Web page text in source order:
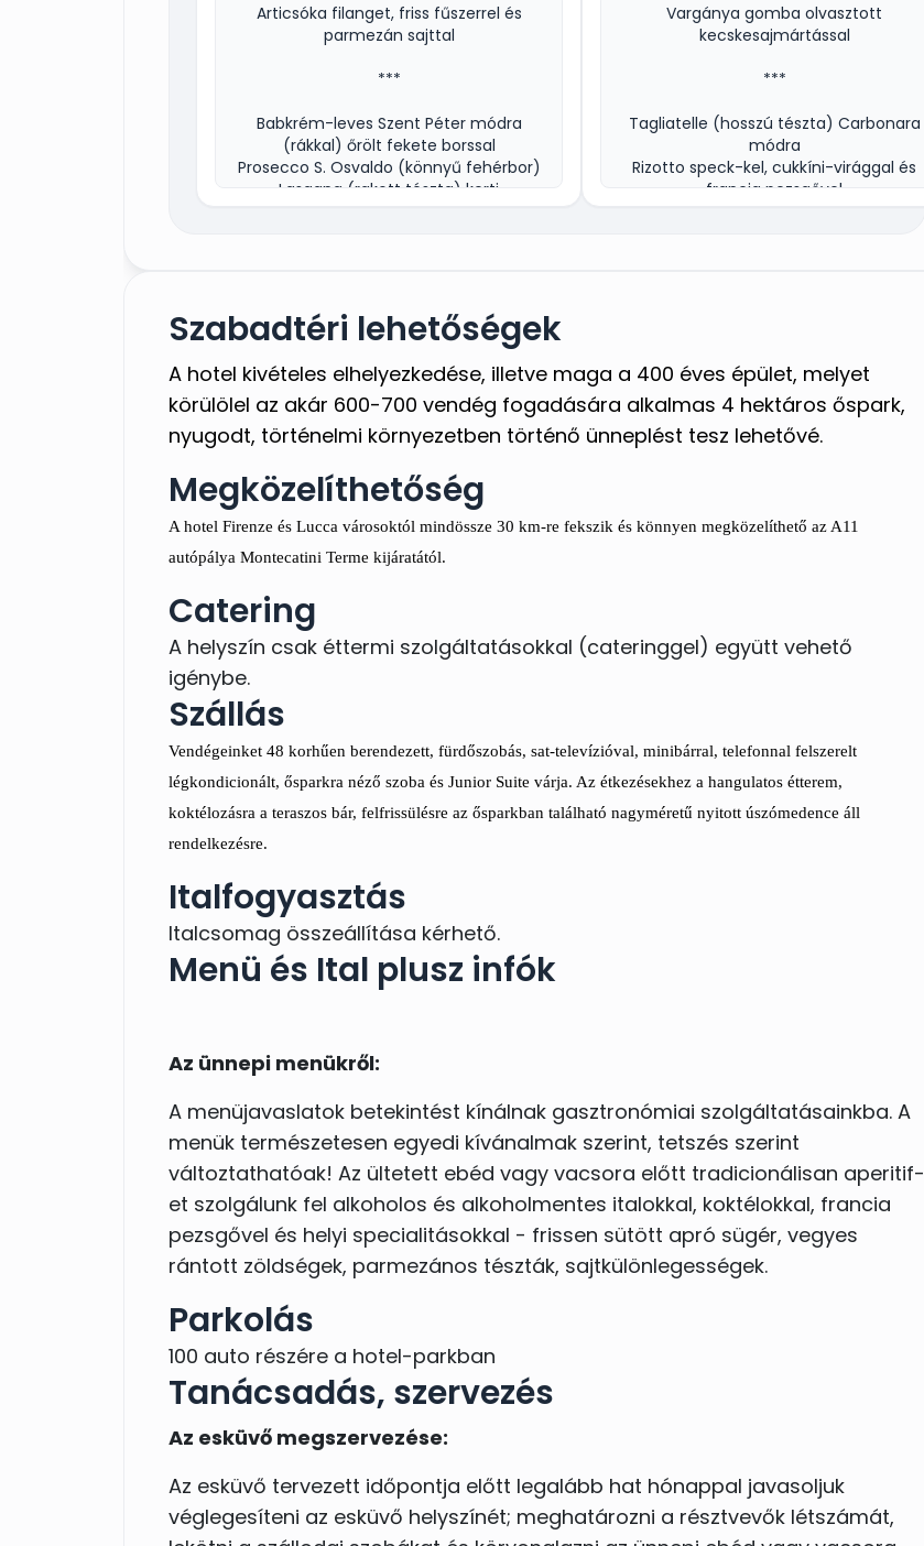
Articsóka filanget, friss fűszerrel és
parmezán sajttal
***
Babkrém-leves Szent Péter módra
(rákkal) őrölt fekete borssal
Prosecco S. Osvaldo (könnyű fehérbor)
Lasagna (rakott tészta) kerti
Bélszín-rombusz burgonya-ágyon,
paradicsommal és ropogós fekete
olívával
Le Rime (Villa Banfi di Montalcino)
Borjúsült zöldségkompozícióval és
pisztáciával
Esküvői torta Chantilly krémmel és
csokoládé darabkákkal
Vargánya gomba olvasztott
kecskesajmártással
***
Tagliatelle (hosszú tészta) Carbonara
módra
Rizotto speck-kel, cukkíni-virággal és
francia pezsgővel
***
Esküvői torta
Szabadtéri lehetőségek
A hotel kivételes elhelyezkedése, illetve maga a 400 éves épület, melyet
körülölel az akár 600-700 vendég fogadására alkalmas 4 hektáros őspark,
nyugodt, történelmi környezetben történő ünneplést tesz lehetővé.
Megközelíthetőség
A hotel Firenze és Lucca városoktól mindössze 30 km-re fekszik és könnyen megközelíthető az A11
autópálya Montecatini Terme kijáratától.
Catering
A helyszín csak éttermi szolgáltatásokkal (cateringgel) együtt vehető
igénybe.
Szállás
Vendégeinket 48 korhűen berendezett, fürdőszobás, sat-televízióval, minibárral, telefonnal felszerelt
légkondicionált, ősparkra néző szoba és Junior Suite várja. Az étkezésekhez a hangulatos étterem,
koktélozásra a teraszos bár, felfrissülésre az ősparkban található nagyméretű nyitott úszómedence áll
rendelkezésre.
Italfogyasztás
Italcsomag összeállítása kérhető.
Menü és Ital plusz infók
Az ünnepi menükről:
A menüjavaslatok betekintést kínálnak gasztronómiai szolgáltatásainkba. A
menük természetesen egyedi kívánalmak szerint, tetszés szerint
változtathatóak! Az ültetett ebéd vagy vacsora előtt tradicionálisan aperitif-
et szolgálunk fel alkoholos és alkoholmentes italokkal, koktélokkal, francia
pezsgővel és helyi specialitásokkal - frissen sütött apró sügér, vegyes
rántott zöldségek, parmezános tészták, sajtkülönlegességek.
Parkolás
100 auto részére a hotel-parkban
Tanácsadás, szervezés
Az esküvő megszervezése:
Az esküvő tervezett időpontja előtt legalább hat hónappal javasoljuk
véglegesíteni az esküvő helyszínét; meghatározni a résztvevők létszámát,